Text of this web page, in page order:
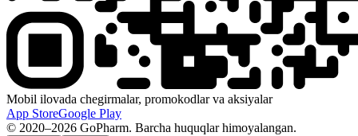
Mobil ilovada chegirmalar, promokodlar va aksiyalar
App StoreGoogle Play
© 2020–2026 GoPharm. Barcha huquqlar himoyalangan.